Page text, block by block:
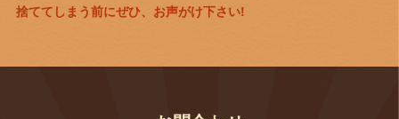
捨ててしまう前にぜひ、お声がけ下さい!